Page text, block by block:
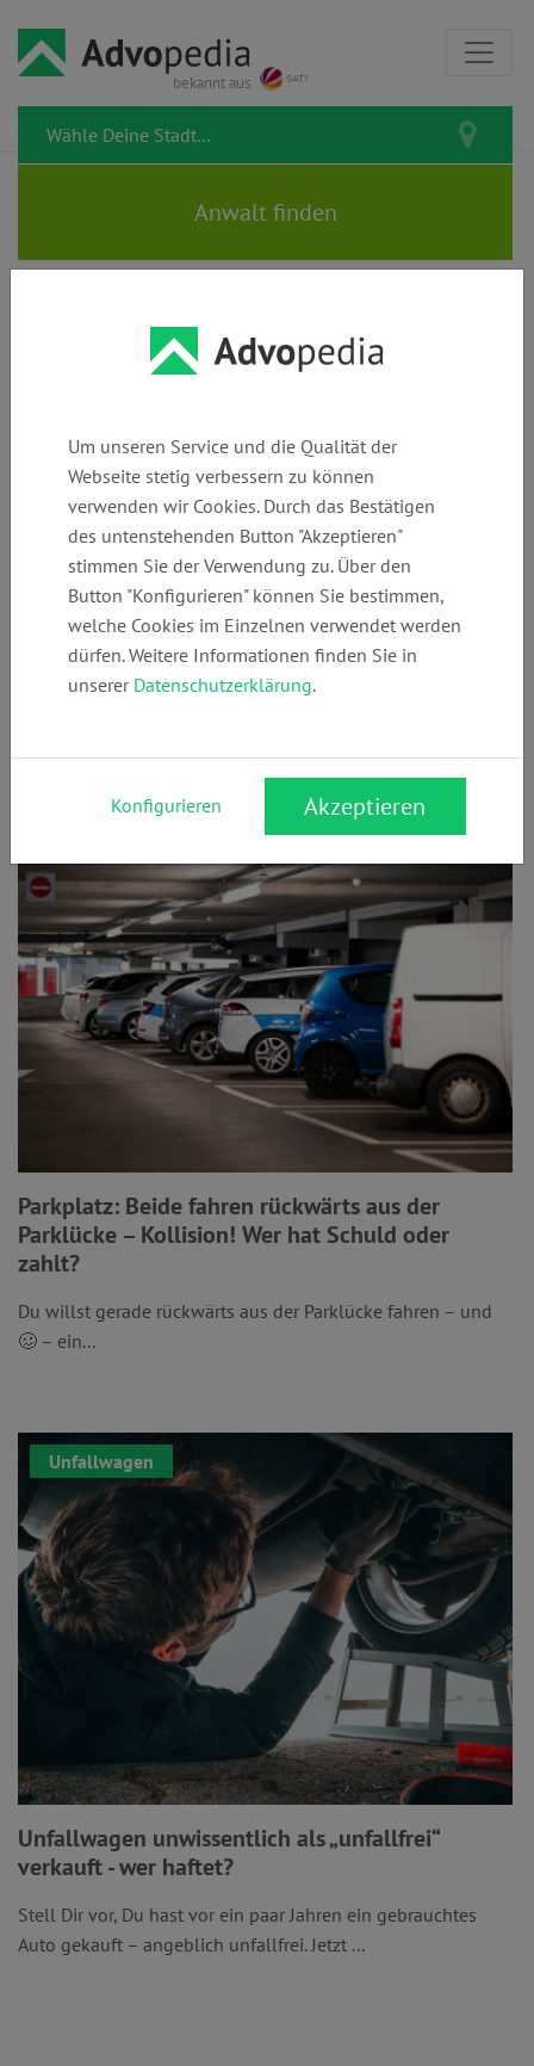
bekannt aus
Alle Artikel zum Rechtsgebiet
Schmerzensgeldrecht
Hier erfährst Du alles über Deine Ansprüche, wenn Dir ein
Schaden zugefügt wurde. Ob körperliche Verletzungen,
Sachschäden oder finanzielle Verluste – das
Schadensersatzrecht regelt, wann und wie Du entschädigt
werden kannst. Wie setzt Du Ansprüche auf Schmerzensgeld
durch? Welche Beweise brauchst Du, und welche Fristen
musst Du einhalten? Mit diesen Infos bist Du bestens
vorbereitet, um Deine Rechte geltend zu machen und für
Parkplatz: Beide fahren rückwärts aus der
Parklücke – Kollision! Wer hat Schuld oder
zahlt?
Du willst gerade rückwärts aus der Parklücke fahren – und
🥴 – ein...
Unfallwagen
Unfallwagen unwissentlich als „unfallfrei“
verkauft - wer haftet?
Stell Dir vor, Du hast vor ein paar Jahren ein gebrauchtes
Auto gekauft – angeblich unfallfrei. Jetzt ...
Um unseren Service und die Qualität der
Webseite stetig verbessern zu können
verwenden wir Cookies. Durch das Bestätigen
des untenstehenden Button "Akzeptieren"
stimmen Sie der Verwendung zu. Über den
Button "Konfigurieren" können Sie bestimmen,
welche Cookies im Einzelnen verwendet werden
dürfen. Weitere Informationen finden Sie in
unserer Datenschutzerklärung.
Konfigurieren Akzeptieren